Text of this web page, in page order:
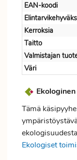
EAN-koodi
Kerroksia
Taitto
Valmistajan
Väri
Tämä
Ekologiset